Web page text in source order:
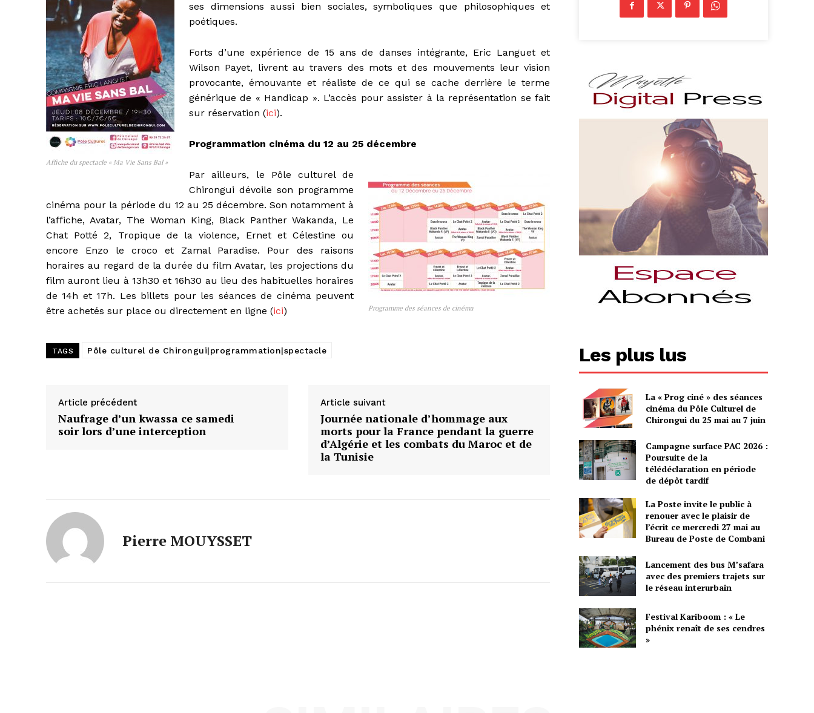
Affiche du spectacle « Ma Vie Sans Bal »
ses dimensions aussi bien sociales, symboliques que philosophiques et
poétiques.
Forts d’une expérience de 15 ans de danses intégrante, Eric Languet et
Wilson Payet, livrent au travers des mots et des mouvements leur vision
provocante, émouvante et réaliste de ce qui se cache derrière le terme
générique de « Handicap ». L’accès pour assister à la représentation se fait
sur réservation (ici).
Programmation cinéma du 12 au 25 décembre
Programme des séances de cinéma
Par ailleurs, le Pôle culturel de
Chirongui dévoile son programme
cinéma pour la période du 12 au 25 décembre. Son notamment à
l’affiche, Avatar, The Woman King, Black Panther Wakanda, Le
Chat Potté 2, Tropique de la violence, Ernet et Célestine ou
encore Enzo le croco et Zamal Paradise. Pour des raisons
horaires au regard de la durée du film Avatar, les projections du
film auront lieu à 13h30 et 16h30 au lieu des habituelles horaires
de 14h et 17h. Les billets pour les séances de cinéma peuvent
être achetés sur place ou directement en ligne (ici)
TAGS Pôle culturel de Chirongui|programmation|spectacle
Article précédent
Naufrage d’un kwassa ce samedi
soir lors d’une interception
Article suivant
Journée nationale d’hommage aux
morts pour la France pendant la guerre
d’Algérie et les combats du Maroc et de
la Tunisie
Pierre MOUYSSET
Les plus lus
La « Prog ciné » des séances
cinéma du Pôle Culturel de
Chirongui du 25 mai au 7 juin
Campagne surface PAC 2026 :
Poursuite de la
télédéclaration en période
de dépôt tardif
La Poste invite le public à
renouer avec le plaisir de
l’écrit ce mercredi 27 mai au
Bureau de Poste de Combani
Lancement des bus M’safara
avec des premiers trajets sur
le réseau interurbain
Festival Kariboom : « Le
phénix renaît de ses cendres
»